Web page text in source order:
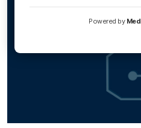
Powered by